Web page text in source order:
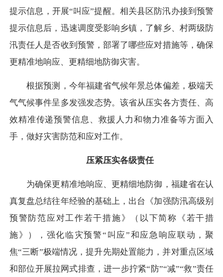
提示信息，开展“叫应”提醒。相关县区防汛办接到预警
提示信息后，迅速调度受影响乡镇，了解乡、村两级防
汛责任人是否收到预警，部署了哪些应对措施等，确保
更精准地响应、更精细地防御灾害。
根据预测，今年福建省气候年景总体偏差，极端天
气气候事件呈多发强发态势。该省从压实各方责任、高
效精准传递预警信息、救援人力和物力准备等方面入
手，做好灾害防范和应对工作。
压紧压实各级责任
为确保更精准地响应、更精细地防御，福建省在认
真复盘总结往年经验的基础上，出台《加强防汛高级别
预警防范应对工作若干措施》（以下简称《若干措
施》），强化临灾预警“叫应”和应急响应联动，聚
焦“三断”极端情况，提升先期处置能力，并对重点区域
和部位开展拉网式排查，进一步拧紧“防”“减”“救”责任